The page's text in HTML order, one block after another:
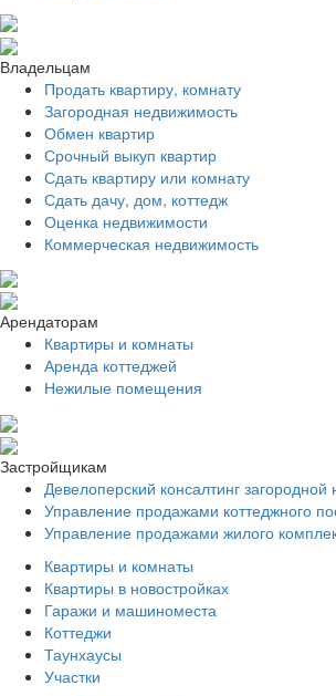
Владельцам
Продать квартиру, комнату
Загородная недвижимость
Обмен квартир
Срочный выкуп квартир
Сдать квартиру или комнату
Сдать дачу, дом, коттедж
Оценка недвижимости
Коммерческая недвижимость
Арендаторам
Квартиры и комнаты
Аренда коттеджей
Нежилые помещения
Застройщикам
Девелоперский консалтинг
Управление продажами коттеджного
Управление продажами жилого
Квартиры и комнаты
Квартиры в новостройках
Гаражи и машиноместа
Коттеджи
Таунхаусы
Участки